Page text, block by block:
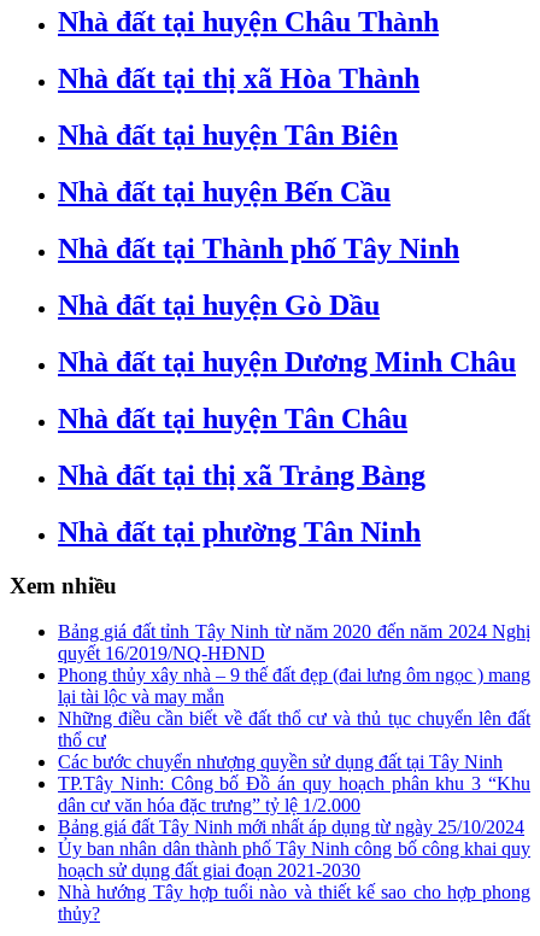
Nhà đất tại huyện Châu Thành
Nhà đất tại thị xã Hòa Thành
Nhà đất tại huyện Tân Biên
Nhà đất tại huyện Bến Cầu
Nhà đất tại Thành phố Tây Ninh
Nhà đất tại huyện Gò Dầu
Nhà đất tại huyện Dương Minh Châu
Nhà đất tại huyện Tân Châu
Nhà đất tại thị xã Trảng Bàng
Nhà đất tại phường Tân Ninh
Xem nhiều
Bảng giá đất tỉnh Tây Ninh từ năm 2020 đến năm 2024 Nghị
quyết 16/2019/NQ-HĐND
Phong thủy xây nhà – 9 thế đất đẹp (đai lưng ôm ngọc ) mang
lại tài lộc và may mắn
Những điều cần biết về đất thổ cư và thủ tục chuyển lên đất
thổ cư
Các bước chuyển nhượng quyền sử dụng đất tại Tây Ninh
TP.Tây Ninh: Công bố Đồ án quy hoạch phân khu 3 “Khu
dân cư văn hóa đặc trưng” tỷ lệ 1/2.000
Bảng giá đất Tây Ninh mới nhất áp dụng từ ngày 25/10/2024
Ủy ban nhân dân thành phố Tây Ninh công bố công khai quy
hoạch sử dụng đất giai đoạn 2021-2030
Nhà hướng Tây hợp tuổi nào và thiết kế sao cho hợp phong
thủy?